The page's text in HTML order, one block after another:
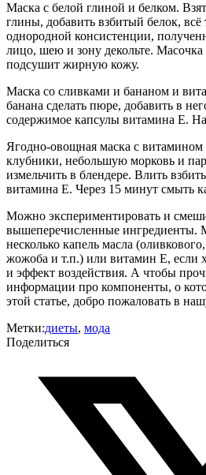
Маска с белой глиной и белком.
глины, добавить взбитый белок,
однородной консистенции,
лицо, шею и зону декольте.
подсушит жирную кожу.
Маска со сливками и бананом и
банана сделать пюре, добавить в
содержимое капсулы витамина Е.
Ягодно-овощная маска с витамином
клубники, небольшую морковь и
измельчить в блендере. Влить
витамина Е. Через 15 минут смыть
Можно экспериментировать и
вышеперечисленные ингредиенты.
несколько капель масла
жожоба и т.п.) или витамин Е, если
и эффект воздействия. А чтобы
информации про компоненты, о
этой статье, добро пожаловать в
Метки:диеты, мода
Поделиться